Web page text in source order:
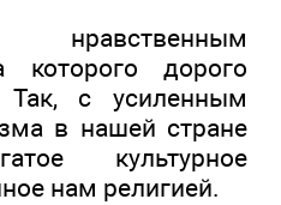
которого дорого
Так, с усиленным
в нашей стране
культурное
нам религией.